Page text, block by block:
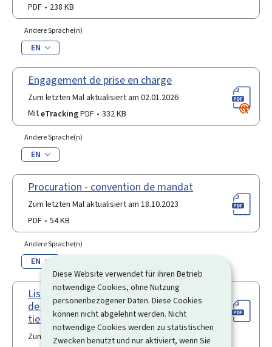
Diese Website verwendet für ihren Betrieb
notwendige Cookies, ohne Nutzung
personenbezogener Daten. Diese Cookies
können nicht abgelehnt werden. Nicht
notwendige Cookies werden zu statistischen
Zwecken benutzt und nur aktiviert, wenn Sie
PDF
238 KB
Andere Sprache(n)
EN
Engagement de prise en charge
Zum letzten Mal aktualisiert am 02.01.2026
MiteTrackingPDF 332 KB
Andere Sprache(n)
EN
Procuration - convention de mandat
Zum letzten Mal aktualisiert am 18.10.2023
PDF
54 KB
Andere Sprache(n)
EN
Liste des observations sur les titres
de séjour pour ressortissants de pays
tiers
Zum letzten Mal aktualisiert am 26.06.2024